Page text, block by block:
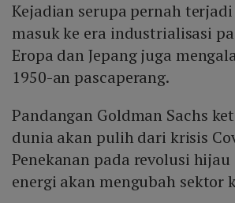
Kejadian serupa pernah
masuk ke era industrialisasi
Eropa dan Jepang juga
1950-an pascaperang.
Pandangan Goldman Sachs
dunia akan pulih dari krisis
Penekanan pada revolusi
energi akan mengubah sektor